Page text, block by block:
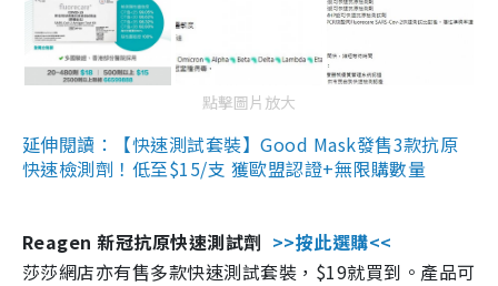
點擊圖片放大
延伸閱讀：【快速測試套裝】Good Mask發售3款抗原
快速檢測劑！低至$15/支 獲歐盟認證+無限購數量
Reagen 新冠抗原快速測試劑 >>按此選購<<
莎莎網店亦有售多款快速測試套裝，$19就買到。產品可